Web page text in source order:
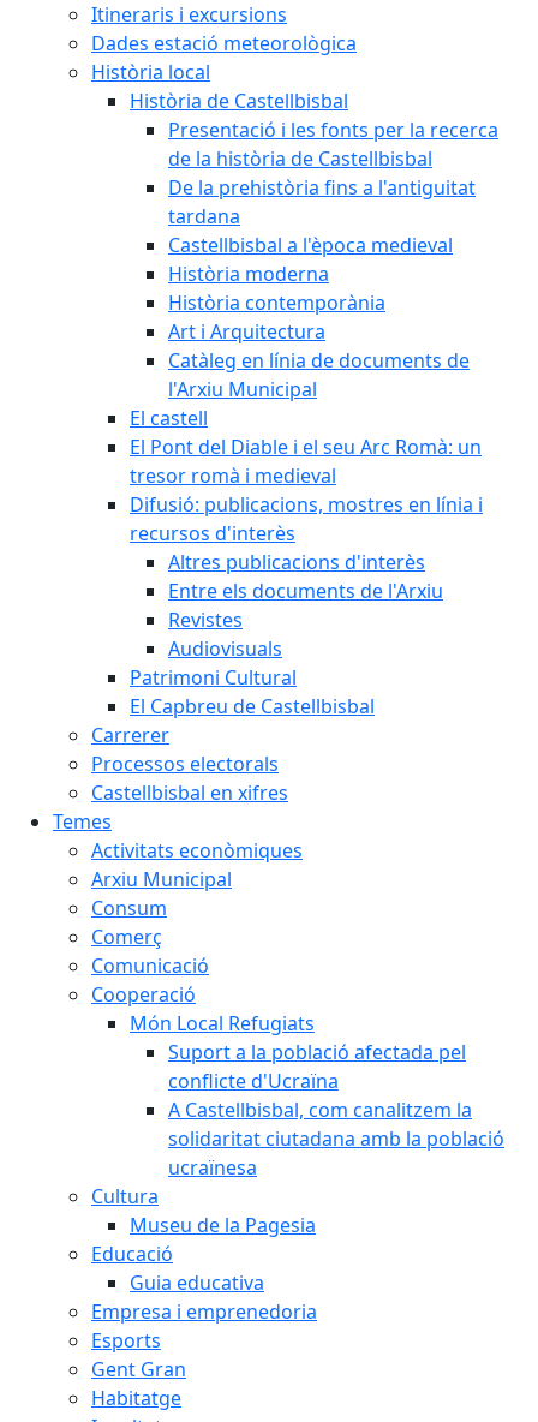
Itineraris i excursions
Dades estació meteorològica
Història local
Història de Castellbisbal
Presentació i les fonts per la recerca
de la història de Castellbisbal
De la prehistòria fins a l'antiguitat
tardana
Castellbisbal a l'època medieval
Història moderna
Història contemporània
Art i Arquitectura
Catàleg en línia de documents de
l'Arxiu Municipal
El castell
El Pont del Diable i el seu Arc Romà: un
tresor romà i medieval
Difusió: publicacions, mostres en línia i
recursos d'interès
Altres publicacions d'interès
Entre els documents de l'Arxiu
Revistes
Audiovisuals
Patrimoni Cultural
El Capbreu de Castellbisbal
Carrerer
Processos electorals
Castellbisbal en xifres
Temes
Activitats econòmiques
Arxiu Municipal
Consum
Comerç
Comunicació
Cooperació
Món Local Refugiats
Suport a la població afectada pel
conflicte d'Ucraïna
A Castellbisbal, com canalitzem la
solidaritat ciutadana amb la població
ucraïnesa
Cultura
Museu de la Pagesia
Educació
Guia educativa
Empresa i emprenedoria
Esports
Gent Gran
Habitatge